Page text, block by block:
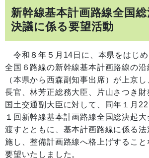
新幹線基本計画路線全国
決議に係る要望活動
令和８年５月14日に、本県をはじ
全国６路線の新幹線基本計画路線の
（本県から西森副知事出席）が上京
長官、林芳正総務大臣、片山さつき
国土交通副大臣に対して、同年１月
１回新幹線基本計画路線全国総決起
渡すとともに、基本計画路線に係る法
施し、整備計画路線へ格上げすること
要望いたしました。